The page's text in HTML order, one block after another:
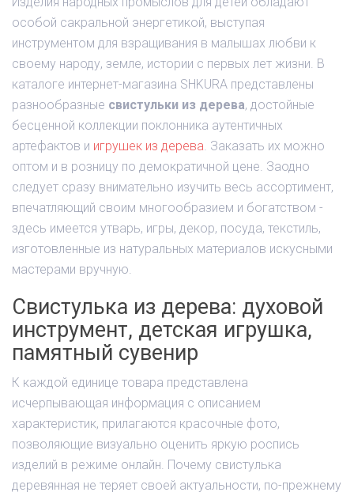
особой сакральной энергетикой, выступая
инструментом для взращивания в малышах любви к
своему народу, земле, истории с первых лет жизни. В
каталоге интернет-магазина SHKURA представлены
разнообразные свистульки из дерева, достойные
бесценной коллекции поклонника аутентичных
артефактов и игрушек из дерева. Заказать их можно
оптом и в розницу по демократичной цене. Заодно
следует сразу внимательно изучить весь ассортимент,
впечатляющий своим многообразием и богатством -
здесь имеется утварь, игры, декор, посуда, текстиль,
изготовленные из натуральных материалов искусными
мастерами вручную.
Свистулька из дерева: духовой
инструмент, детская игрушка,
памятный сувенир
К каждой единице товара представлена
исчерпывающая информация с описанием
характеристик, прилагаются красочные фото,
позволяющие визуально оценить яркую роспись
изделий в режиме онлайн. Почему свистулька
деревянная не теряет своей актуальности, по-прежнему